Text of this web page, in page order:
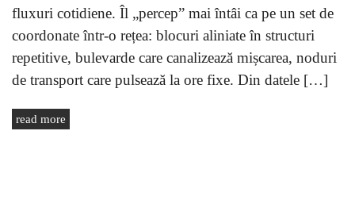
fluxuri cotidiene. Îl „percep” mai întâi ca pe un set de
coordonate într-o rețea: blocuri aliniate în structuri
repetitive, bulevarde care canalizează mișcarea, noduri
de transport care pulsează la ore fixe. Din datele […]
read more